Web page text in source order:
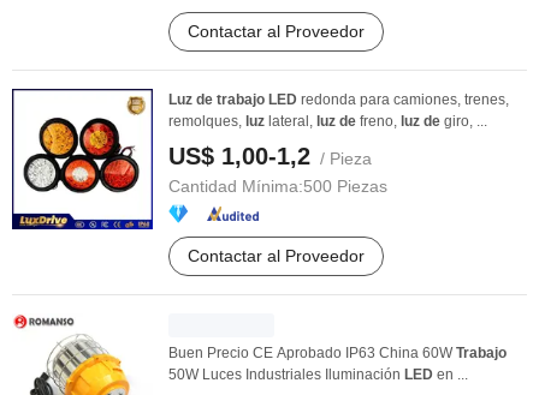
Contactar al Proveedor
Luz de trabajo LED redonda para camiones, trenes,
remolques, luz lateral, luz de freno, luz de giro, ...
US$ 1,00-1,2 / Pieza
Cantidad Mínima:500 Piezas
Contactar al Proveedor
Buen Precio CE Aprobado IP63 China 60WTrabajo
50W Luces Industriales Iluminación LED en ...